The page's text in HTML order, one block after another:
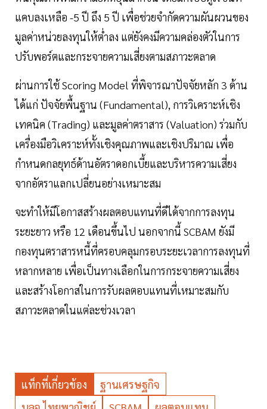
แคบลงเหลือ -5 ปี ถึง 5 ปี เพื่อช่วยจำกัดความผันผวนของ
มูลค่าหน่วยลงทุนให้ต่ำลง แต่ยังคงมีความคล่องตัวในการ
ปรับพอร์ตและกระจายความเสี่ยงตามสภาวะตลาด
ผ่านการใช้ Scoring Model ที่พิจารณาปัจจัยหลัก 3 ด้าน
ได้แก่ ปัจจัยพื้นฐาน (Fundamental), การวิเคราะห์เชิง
เทคนิค (Trading) และมูลค่าตราสาร (Valuation) ร่วมกับ
เครื่องมือวิเคราะห์ทั้งเชิงคุณภาพและเชิงปริมาณ เพื่อ
กำหนดกลยุทธ์ด้านอัตราดอกเบี้ยและบริหารความเสี่ยง
จากอัตราแลกเปลี่ยนอย่างเหมาะสม
จะทำให้มีโอกาสสร้างผลตอบแทนที่ดีได้จากการลงทุน
ระยะยาว หรือ 12 เดือนขึ้นไป นอกจากนี้ SCBAM ยังมี
กองทุนตราสารหนี้ที่ครอบคลุมกรอบระยะเวลาการลงทุนที่
หลากหลาย เพื่อเป็นทางเลือกในการกระจายความเสี่ยง
และสร้างโอกาสในการรับผลตอบแทนที่เหมาะสมกับ
สภาวะตลาดในแต่ละช่วงเวลา
แท็กที่เกี่ยวข้อง
ฐานเศรษฐกิจ